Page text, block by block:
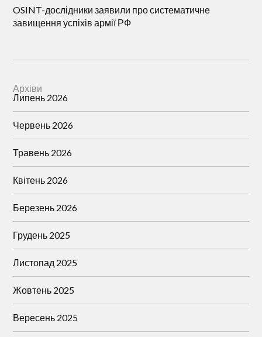
OSINT-дослідники заявили про систематичне
завищення успіхів армії РФ
Архіви
Липень 2026
Червень 2026
Травень 2026
Квітень 2026
Березень 2026
Грудень 2025
Листопад 2025
Жовтень 2025
Вересень 2025